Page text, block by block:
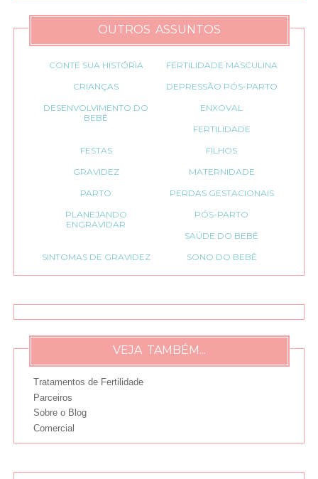
OUTROS ASSUNTOS
CONTE SUA HISTÓRIA
FERTILIDADE MASCULINA
CRIANÇAS
DEPRESSÃO PÓS-PARTO
DESENVOLVIMENTO DO
BEBÊ
ENXOVAL
FERTILIDADE
FESTAS
FILHOS
GRAVIDEZ
MATERNIDADE
PARTO
PERDAS GESTACIONAIS
PLANEJANDO
ENGRAVIDAR
PÓS-PARTO
SAÚDE DO BEBÊ
SINTOMAS DE GRAVIDEZ
SONO DO BEBÊ
VEJA TAMBÉM...
Tratamentos de Fertilidade
Parceiros
Sobre o Blog
Comercial